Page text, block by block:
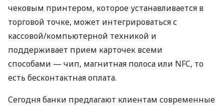
чековым принтером, которое устанавливается в
торговой точке, может интегрироваться с
кассовой/компьютерной техникой и
поддерживает прием карточек всеми
способами — чип, магнитная полоса или NFC, то
есть бесконтактная оплата.
Сегодня банки предлагают клиентам современные